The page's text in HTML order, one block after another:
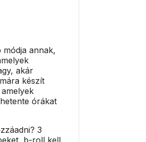
módja annak,
akár
készít
órákat
3
b-roll kell